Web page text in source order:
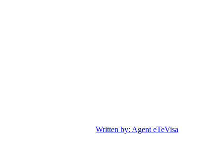
Written by: Agent eTeVisa